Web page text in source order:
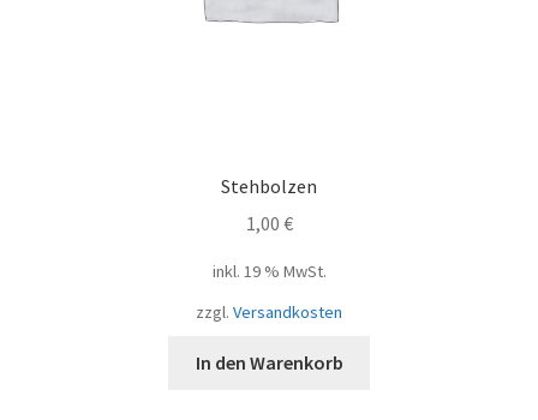
Stehbolzen
1,00 €
inkl. 19 % MwSt.
zzgl. Versandkosten
In den Warenkorb